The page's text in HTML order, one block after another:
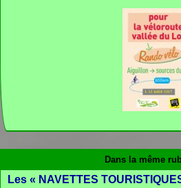
Dans la même
Les « NAVETTES